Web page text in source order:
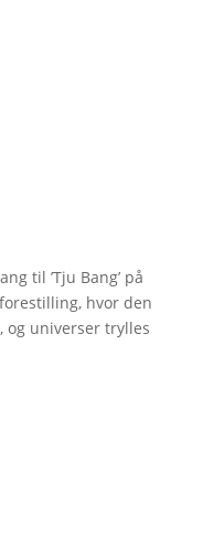
til ’Tju Bang’ på
hvor den
og universer trylles